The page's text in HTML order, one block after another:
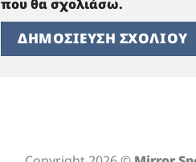
που θα σχολιάσω.